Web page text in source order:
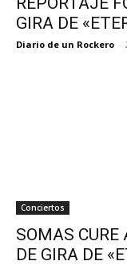
GIRA DE
Diario de un Rockero -
Conciertos
SOMAS CURE
DE GIRA DE